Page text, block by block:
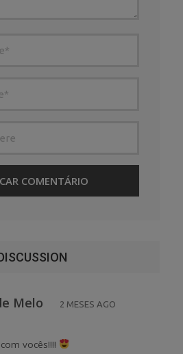
Melo 2 MESES AGO
vocês!!!!